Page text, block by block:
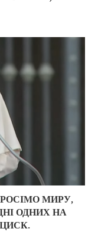
МИРУ,
ОДНИХ НА